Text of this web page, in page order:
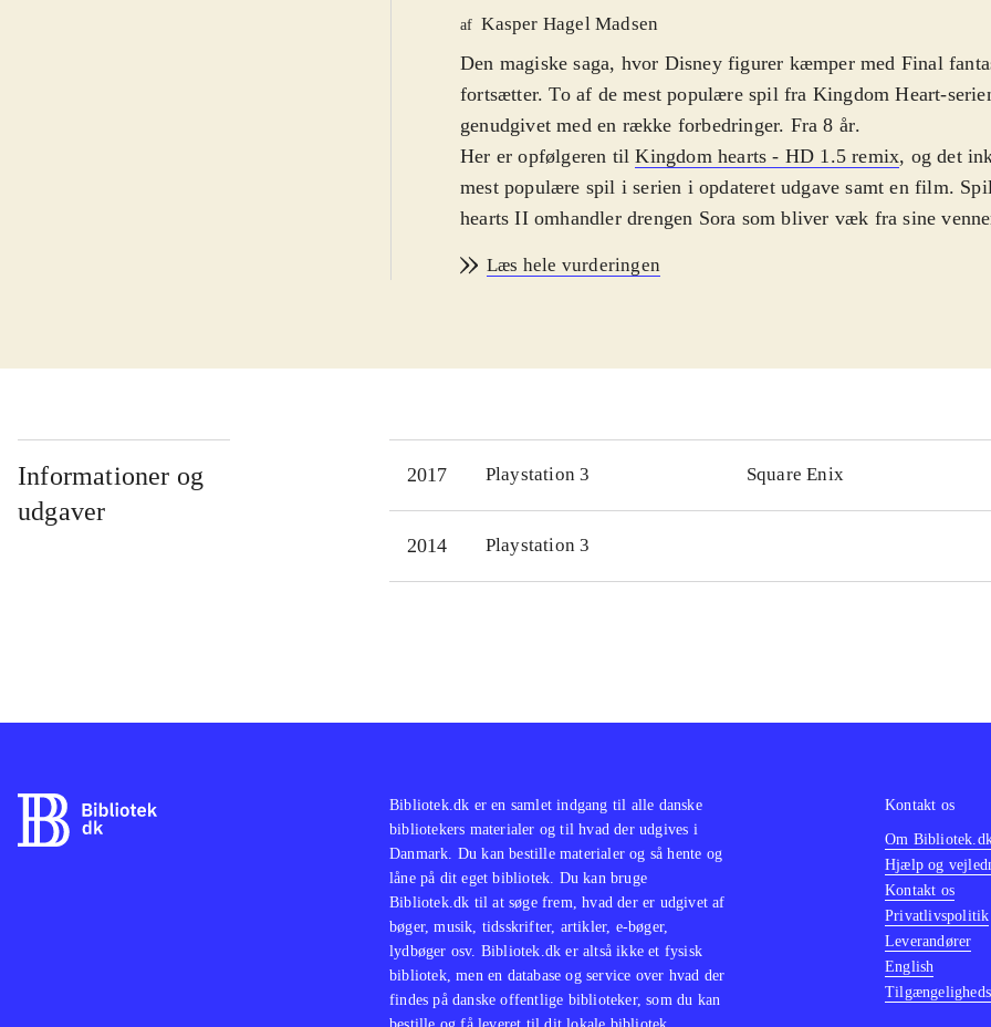
af Kasper Hagel Madsen
Den magiske saga, hvor Disney figurer kæmper med Final
fortsætter. To af de mest populære spil fra Kingdom Heart-
genudgivet med en række forbedringer. Fra 8 år.
Her er opfølgeren tilKingdom hearts - HD 1.5 remix, og det
mest populære spil i serien i opdateret udgave samt en film.
hearts II omhandler drengen Sora som bliver væk fra sine
Undervejs i spillet møder de andre disney-figurer og personer
med.
billedsiden, hvor b.la. karakterne har fået flere detaljer. Den
underlægningsmusik er blevet remixet og gameplayet har også
der hermed mulighed for at stifte bekendtskab med en populær
Læs hele vurderingen
Informationer og
udgaver
2017 Playstation 3 Square Enix
2014 Playstation 3
Bibliotek.dk er en samlet indgang til alle danske
bibliotekers materialer og til hvad der udgives i
Danmark. Du kan bestille materialer og så hente og
låne på dit eget bibliotek. Du kan bruge
Bibliotek.dk til at søge frem, hvad der er udgivet af
bøger, musik, tidsskrifter, artikler, e-bøger,
lydbøger osv. Bibliotek.dk er altså ikke et fysisk
bibliotek, men en database og service over hvad der
findes på danske offentlige biblioteker, som du kan
Kontakt os
Om
Hjælp og
Kontakt os
Privatlivspolitik
Leverandører
English